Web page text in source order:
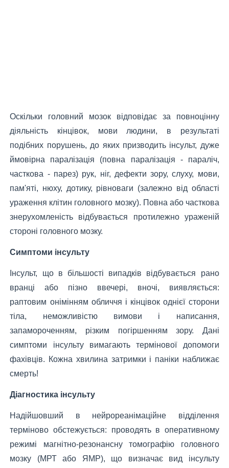
Оскільки головний мозок відповідає за повноцінну
діяльність кінцівок, мови людини, в результаті
подібних порушень, до яких призводить інсульт, дуже
ймовірна паралізація (повна паралізація - параліч,
часткова - парез) рук, ніг, дефекти зору, слуху, мови,
пам'яті, нюху, дотику, рівноваги (залежно від області
ураження клітин головного мозку). Повна або часткова
знерухомленість відбувається протилежно ураженій
стороні головного мозку.
Симптоми інсульту
Інсульт, що в більшості випадків відбувається рано
вранці або пізно ввечері, вночі, виявляється:
раптовим онімінням обличчя і кінцівок однієї сторони
тіла, неможливістю вимови і написання,
запамороченням, різким погіршенням зору. Дані
симптоми інсульту вимагають термінової допомоги
фахівців. Кожна хвилина затримки і паніки наближає
смерть!
Діагностика інсульту
Надійшовший в нейрореанімаційне відділення
терміново обстежується: проводять в оперативному
режимі магнітно-резонансну томографію головного
мозку (МРТ або ЯМР), що визначає вид інсульту